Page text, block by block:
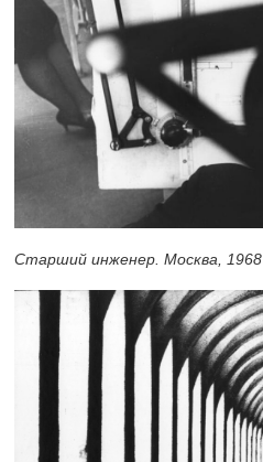
Старший инженер. Москва, 1968